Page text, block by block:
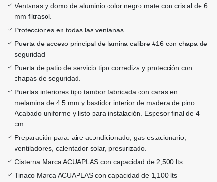
Ventanas y domo de aluminio color negro mate con cristal de 6
mm filtrasol.
Protecciones en todas las ventanas.
Puerta de acceso principal de lamina calibre #16 con chapa de
seguridad.
Puerta de patio de servicio tipo corrediza y protección con
chapas de seguridad.
Puertas interiores tipo tambor fabricada con caras en
melamina de 4.5 mm y bastidor interior de madera de pino.
Acabado uniforme y listo para instalación. Espesor final de 4
cm.
Preparación para: aire acondicionado, gas estacionario,
ventiladores, calentador solar, presurizado.
Cisterna Marca ACUAPLAS con capacidad de 2,500 lts
Tinaco Marca ACUAPLAS con capacidad de 1,100 lts